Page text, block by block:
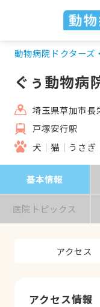
動物病院ドクターズ
ぐぅ動物病
埼玉県草加市
戸塚安行駅
犬
猫 うさぎ
基本情報
医院トピックス
アクセス
アクセス情報